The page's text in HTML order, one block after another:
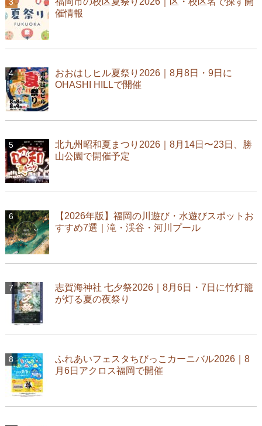
催情報
おおはしヒル夏祭り2026｜8月8日・9日に
OHASHI HILLで開催
北九州昭和夏まつり2026｜8月14日〜23日、勝
山公園で開催予定
【2026年版】福岡の川遊び・水遊びスポットお
すすめ7選｜滝・渓谷・河川プール
志賀海神社 七夕祭2026｜8月6日・7日に竹灯籠
が灯る夏の夜祭り
ふれあいフェスタちびっこカーニバル2026｜8
月6日アクロス福岡で開催